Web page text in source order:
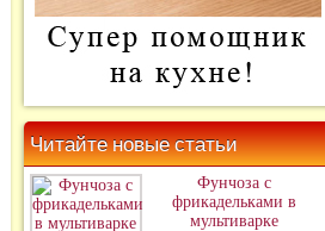
Читайте новые статьи
Фунчоза с
фрикадельками в
мультиварке